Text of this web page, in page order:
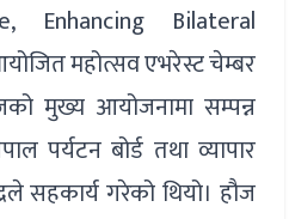
Enhancing Bilateral
महोत्सव एभरेस्ट चेम्बर
मुख्य आयोजनामा सम्पन्न
पर्यटन बोर्ड तथा व्यापार
सहकार्य गरेको थियो। हौज